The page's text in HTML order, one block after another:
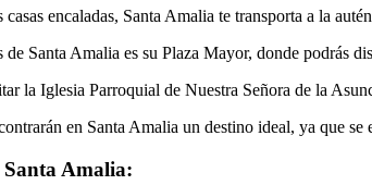
encaladas, Santa Amalia te transporta a la
Santa Amalia es su Plaza Mayor, donde podrás
la Iglesia Parroquial de Nuestra Señora de la
en Santa Amalia un destino ideal, ya que se
Santa Amalia: